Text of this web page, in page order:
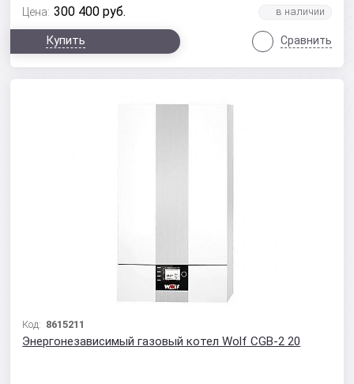
Цена: 300 400 руб.
Купить Сравнить
Код: 8615211
Энергонезависимый газовый котел Wolf CGB-2 20